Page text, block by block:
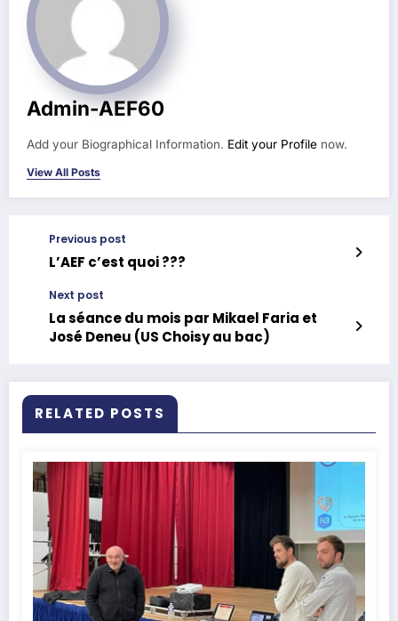
Admin-AEF60
Add your Biographical Information. Edit your Profile now.
View All Posts
Previous post
L’AEF c’est quoi ???
Next post
La séance du mois par Mikael Faria et
José Deneu (US Choisy au bac)
RELATED POSTS